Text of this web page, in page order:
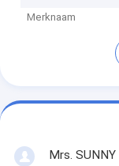
Merknaam
Mrs. SUNNY